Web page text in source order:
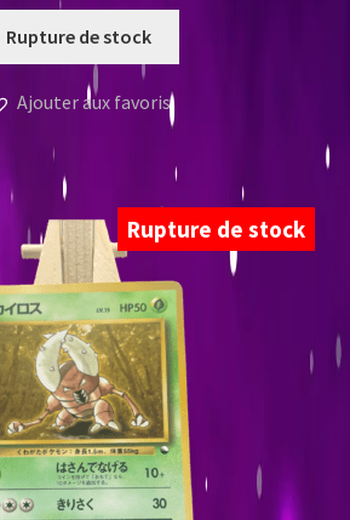
Rupture de stock
Ajouter aux favoris
Rupture de stock